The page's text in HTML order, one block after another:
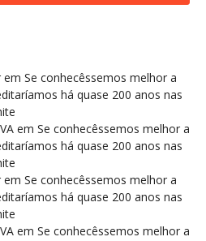
em Se conhecêssemos melhor a
há quase 200 anos nas
em Se conhecêssemos melhor a
há quase 200 anos nas
em Se conhecêssemos melhor a
há quase 200 anos nas
em Se conhecêssemos melhor a